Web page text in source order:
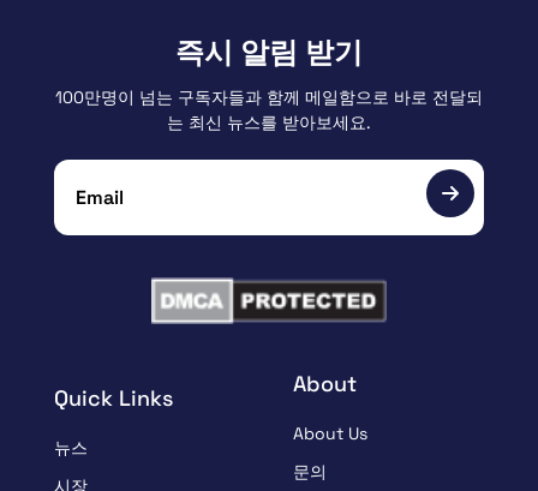
Quick Links
뉴스
시장
About
About Us
문의
즉시 알림 받기
100만명이 넘는 구독자들과 함께 메일함으로 바로 전달되
는 최신 뉴스를 받아보세요.